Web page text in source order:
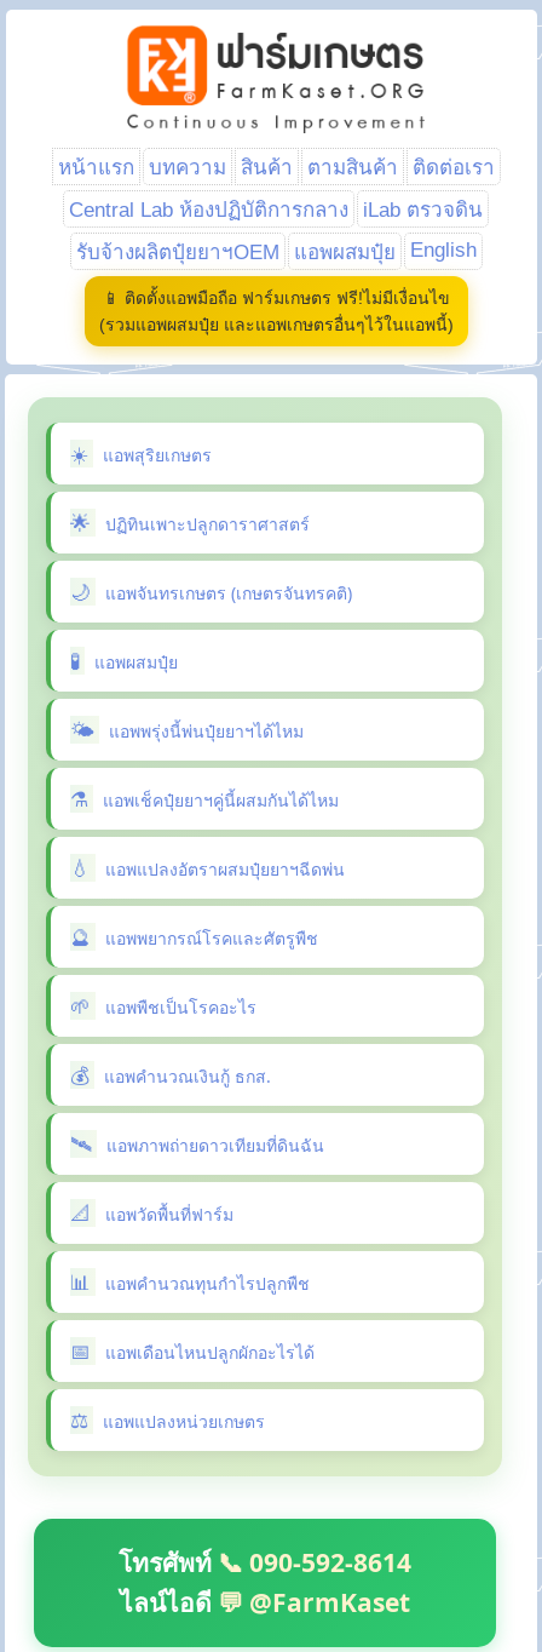
หน้าแรก บทความ สินค้า ตามสินค้า
ติดต่อเรา
Central Lab ห้องปฏิบัติการกลาง
iLab ตรวจดิน
รับจ้างผลิตปุ๋ยยาฯOEM
แอพผสมปุ๋ย English
📱 ติดตั้งแอพมือถือ ฟาร์มเกษตร ฟรี!ไม่มีเงื่อนไข
(รวมแอพผสมปุ๋ย และแอพเกษตรอื่นๆไว้ในแอพนี้)
แอพสุริยเกษตร
ปฏิทินเพาะปลูกดาราศาสตร์
แอพจันทรเกษตร (เกษตรจันทรคติ)
แอพผสมปุ๋ย
แอพพรุ่งนี้พ่นปุ๋ยยาฯได้ไหม
แอพเช็คปุ๋ยยาฯคู่นี้ผสมกันได้ไหม
แอพแปลงอัตราผสมปุ๋ยยาฯฉีดพ่น
แอพพยากรณ์โรคและศัตรูพืช
แอพพืชเป็นโรคอะไร
แอพคำนวณเงินกู้ ธกส.
แอพภาพถ่ายดาวเทียมที่ดินฉัน
แอพวัดพื้นที่ฟาร์ม
แอพคำนวณทุนกำไรปลูกพืช
แอพเดือนไหนปลูกผักอะไรได้
แอพแปลงหน่วยเกษตร
โทรศัพท์ 📞 090-592-8614
ไลน์ไอดี 💬 @FarmKaset